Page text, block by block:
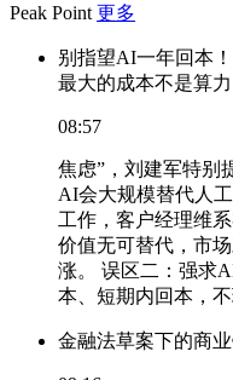
Peak Point 更多
别指望AI一年回本
最大的成本不是算力
08:57
焦虑”，刘建军特别
AI会大规模替代人
工作，客户经理维
价值无可替代，市
涨。 误区二：强求
本、短期内回本，不
金融法草案下的商